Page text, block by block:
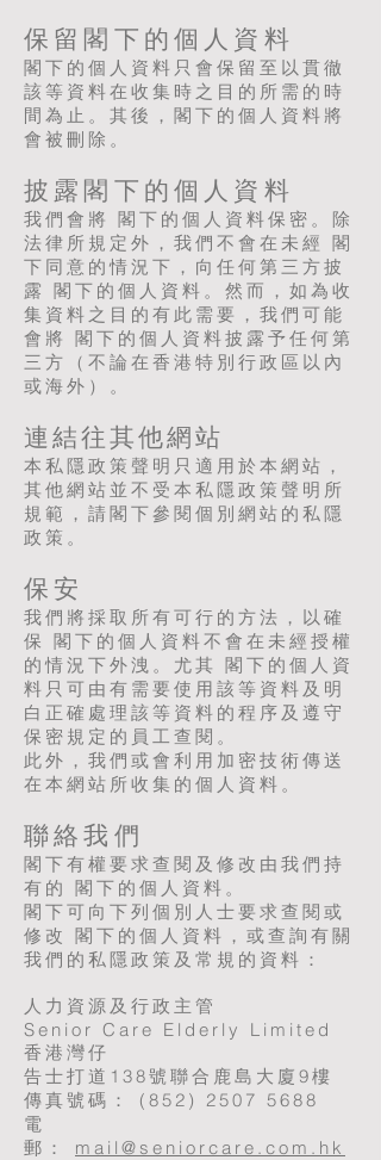
保留閣下的個人資料
閣下的個人資料只會保留至以貫徹
該等資料在收集時之目的所需的時
間為止。其後，閣下的個人資料將
會被刪除。
披露閣下的個人資料
我們會將 閣下的個人資料保密。除
法律所規定外，我們不會在未經 閣
下同意的情況下，向任何第三方披
露 閣下的個人資料。然而，如為收
集資料之目的有此需要，我們可能
會將 閣下的個人資料披露予任何第
三方（不論在香港特別行政區以內
或海外）。
連結往其他網站
本私隱政策聲明只適用於本網站，
其他網站並不受本私隱政策聲明所
規範，請閣下參閱個別網站的私隱
政策。
保安
我們將採取所有可行的方法，以確
保 閣下的個人資料不會在未經授權
的情況下外洩。尤其 閣下的個人資
料只可由有需要使用該等資料及明
白正確處理該等資料的程序及遵守
保密規定的員工查閱。
此外，我們或會利用加密技術傳送
在本網站所收集的個人資料。
聯絡我們
閣下有權要求查閱及修改由我們持
有的 閣下的個人資料。
閣下可向下列個別人士要求查閱或
修改 閣下的個人資料，或查詢有關
我們的私隱政策及常規的資料：
人力資源及行政主管
Senior Care Elderly Limited
香港灣仔
告士打道138號聯合鹿島大廈9樓
傳真號碼： (852) 2507 5688
電
郵： mail@seniorcare.com.hk